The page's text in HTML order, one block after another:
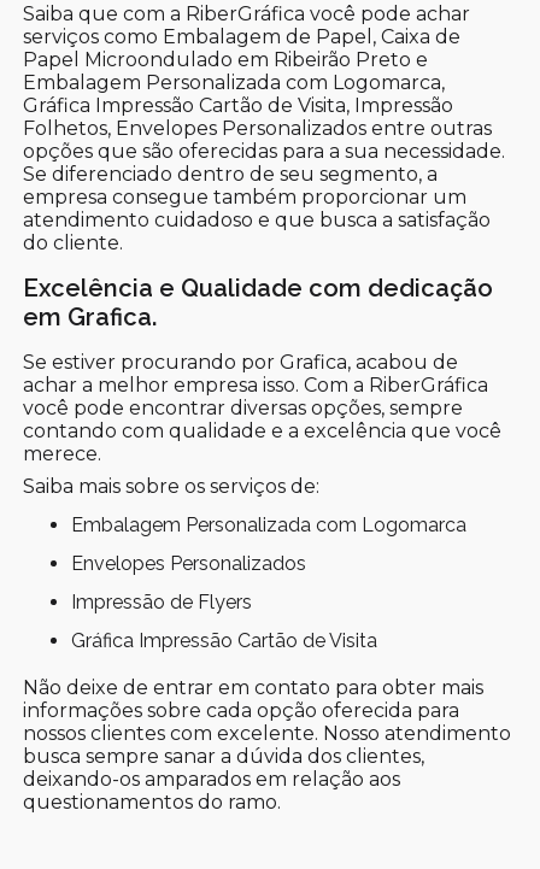
Saiba que com a RiberGráfica você pode achar
serviços como Embalagem de Papel, Caixa de
Papel Microondulado em Ribeirão Preto e
Embalagem Personalizada com Logomarca,
Gráfica Impressão Cartão de Visita, Impressão
Folhetos, Envelopes Personalizados entre outras
opções que são oferecidas para a sua necessidade.
Se diferenciado dentro de seu segmento, a
empresa consegue também proporcionar um
atendimento cuidadoso e que busca a satisfação
do cliente.
Excelência e Qualidade com dedicação
em Grafica.
Se estiver procurando por Grafica, acabou de
achar a melhor empresa isso. Com a RiberGráfica
você pode encontrar diversas opções, sempre
contando com qualidade e a excelência que você
merece.
Saiba mais sobre os serviços de:
Embalagem Personalizada com Logomarca
Envelopes Personalizados
Impressão de Flyers
Gráfica Impressão Cartão de Visita
Não deixe de entrar em contato para obter mais
informações sobre cada opção oferecida para
nossos clientes com excelente. Nosso atendimento
busca sempre sanar a dúvida dos clientes,
deixando-os amparados em relação aos
questionamentos do ramo.